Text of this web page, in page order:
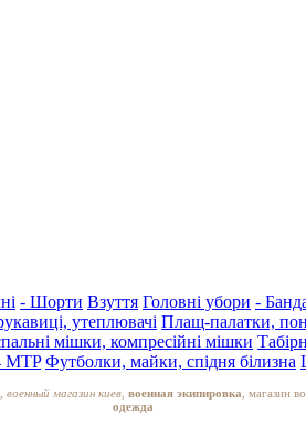
- Шорти Взуття Головні убори -
утеплювачі Плащ-палатки,
мішки, компресійні мішки
MTP Футболки, майки, спідня білизна
военный магазин киев, военная экипировка , магазин
одежда